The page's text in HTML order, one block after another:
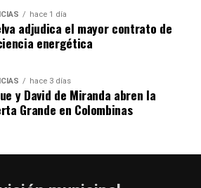
hace 1 día
adjudica el mayor contrato de
energética
hace 3 días
y David de Miranda abren la
Grande en Colombinas